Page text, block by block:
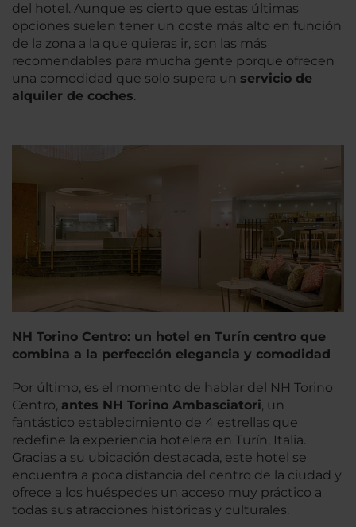
del hotel. Aunque es cierto que estas últimas
opciones suelen tener un coste más alto en función
de la zona a la que quieras ir, son las más
recomendables para mucha gente porque ofrecen
una comodidad que solo supera un servicio de
alquiler de coches.
NH Torino Centro: un hotel en Turín centro que
combina a la perfección elegancia y comodidad
Por último, es el momento de hablar del NH Torino
Centro, antes NH Torino Ambasciatori, un
fantástico establecimiento de 4 estrellas que
redefine la experiencia hotelera en Turín, Italia.
Gracias a su ubicación destacada, este hotel se
encuentra a poca distancia del centro de la ciudad y
ofrece a los huéspedes un acceso muy práctico a
todas sus atracciones históricas y culturales.